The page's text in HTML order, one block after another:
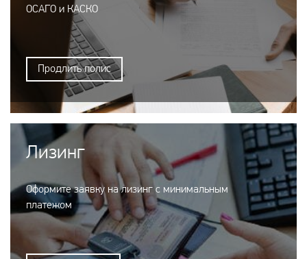
ОСАГО и КАСКО
Продлить полис
Лизинг
Оформите заявку на лизинг с минимальным
платежом